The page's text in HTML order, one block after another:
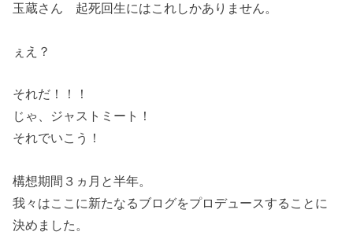
玉蔵さん 起死回生にはこれしかありません。
ぇえ？
それだ！！！
じゃ、ジャストミート！
それでいこう！
構想期間３ヵ月と半年。
我々はここに新たなるブログをプロデュースすることに
決めました。